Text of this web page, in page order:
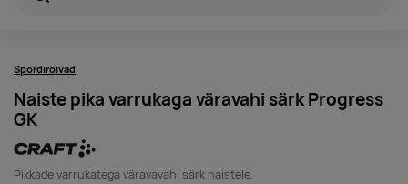
Spordirõivad
Naiste pika varrukaga väravahi särk Progress
GK
Pikkade varrukatega väravavahi särk naistele.